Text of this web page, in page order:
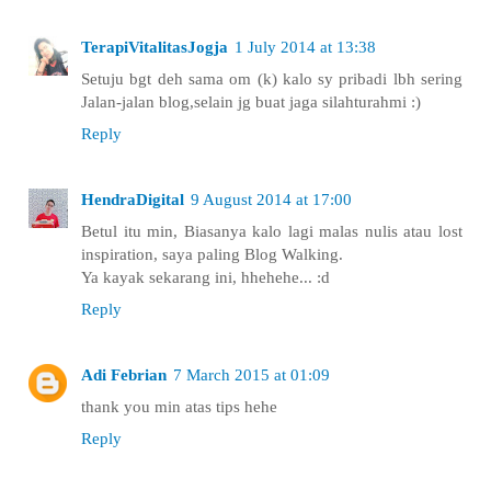
TerapiVitalitasJogja 1 July 2014 at 13:38
Setuju bgt deh sama om (k) kalo sy pribadi lbh sering
Jalan-jalan blog,selain jg buat jaga silahturahmi :)
Reply
HendraDigital 9 August 2014 at 17:00
Betul itu min, Biasanya kalo lagi malas nulis atau lost
inspiration, saya paling Blog Walking.
Ya kayak sekarang ini, hhehehe... :d
Reply
Adi Febrian 7 March 2015 at 01:09
thank you min atas tips hehe
Reply